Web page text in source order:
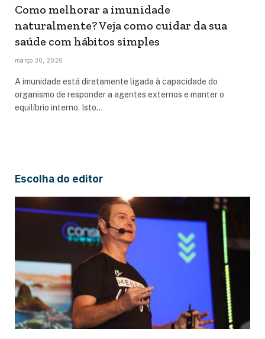
Como melhorar a imunidade
naturalmente? Veja como cuidar da sua
saúde com hábitos simples
março 30, 2026
A imunidade está diretamente ligada à capacidade do
organismo de responder a agentes externos e manter o
equilíbrio interno. Isto…
Escolha do editor